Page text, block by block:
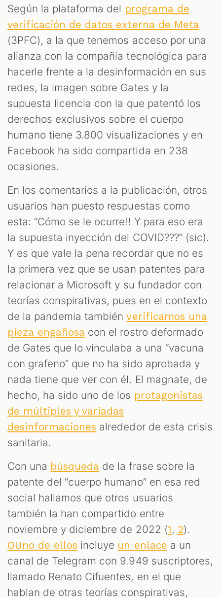
Según la plataforma del programa de
verificación de datos externa de Meta
(3PFC), a la que tenemos acceso por una
alianza con la compañía tecnológica para
hacerle frente a la desinformación en sus
redes, la imagen sobre Gates y la
supuesta licencia con la que patentó los
derechos exclusivos sobre el cuerpo
humano tiene 3.800 visualizaciones y en
Facebook ha sido compartida en 238
ocasiones.
En los comentarios a la publicación, otros
usuarios han puesto respuestas como
esta: “Cómo se le ocurre!! Y para eso era
la supuesta inyección del COVID???” (sic).
Y es que vale la pena recordar que no es
la primera vez que se usan patentes para
relacionar a Microsoft y su fundador con
teorías conspirativas, pues en el contexto
de la pandemia tambiénverificamos una
pieza engañosa con el rostro deformado
de Gates que lo vinculaba a una “vacuna
con grafeno” que no ha sido aprobada y
nada tiene que ver con él. El magnate, de
hecho, ha sido uno de los protagonistas
de múltiples y variadas
desinformaciones alrededor de esta crisis
sanitaria.
Con una búsqueda de la frase sobre la
patente del “cuerpo humano” en esa red
social hallamos que otros usuarios
también la han compartido entre
noviembre y diciembre de 2022 (1, 2).
OUno de ellos incluye un enlace a un
canal de Telegram con 9.949 suscriptores,
llamado Renato Cifuentes, en el que
hablan de otras teorías conspirativas,